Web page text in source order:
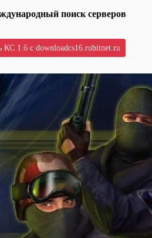
поиск серверов
КС 1.6 с downloadcs16.rubitnet.ru